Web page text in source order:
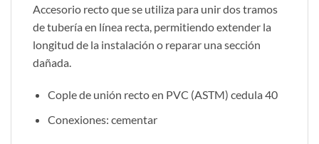
Accesorio recto que se utiliza para unir dos tramos
de tubería en línea recta, permitiendo extender la
longitud de la instalación o reparar una sección
dañada.
Cople de unión recto en PVC (ASTM) cedula 40
Conexiones: cementar